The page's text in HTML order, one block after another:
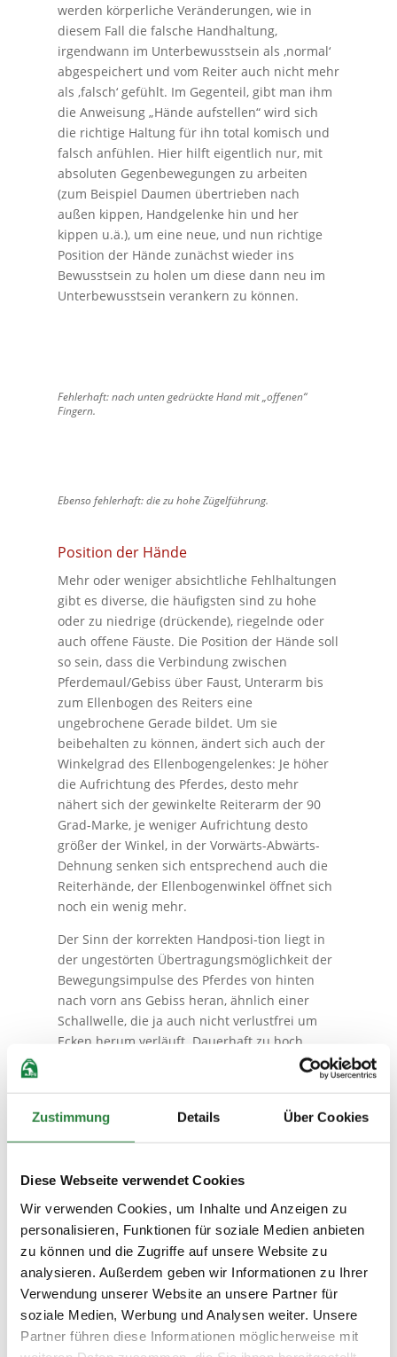
Zustimmung Details Über Cookies
Diese Webseite verwendet Cookies
Wir verwenden Cookies, um Inhalte und Anzeigen zu
personalisieren, Funktionen für soziale Medien anbieten
zu können und die Zugriffe auf unsere Website zu
analysieren. Außerdem geben wir Informationen zu Ihrer
Verwendung unserer Website an unsere Partner für
soziale Medien, Werbung und Analysen weiter. Unsere
Partner führen diese Informationen möglicherweise mit
werden körperliche Veränderungen, wie in
diesem Fall die falsche Handhaltung,
irgendwann im Unterbewusstsein als ,normal‘
abgespeichert und vom Reiter auch nicht mehr
als ,falsch‘ gefühlt. Im Gegenteil, gibt man ihm
die Anweisung „Hände aufstellen“ wird sich
die richtige Haltung für ihn total komisch und
falsch anfühlen. Hier hilft eigentlich nur, mit
absoluten Gegenbewegungen zu arbeiten
(zum Beispiel Daumen übertrieben nach
außen kippen, Handgelenke hin und her
kippen u.ä.), um eine neue, und nun richtige
Position der Hände zunächst wieder ins
Bewusstsein zu holen um diese dann neu im
Unterbewusstsein verankern zu können.
Fehlerhaft: nach unten gedrückte Hand mit „offenen“
Fingern.
Ebenso fehlerhaft: die zu hohe Zügelführung.
Position der Hände
Mehr oder weniger absichtliche Fehlhaltungen
gibt es diverse, die häufigsten sind zu hohe
oder zu niedrige (drückende), riegelnde oder
auch offene Fäuste. Die Position der Hände soll
so sein, dass die Verbindung zwischen
Pferdemaul/Gebiss über Faust, Unterarm bis
zum Ellenbogen des Reiters eine
ungebrochene Gerade bildet. Um sie
beibehalten zu können, ändert sich auch der
Winkelgrad des Ellenbogengelenkes: Je höher
die Aufrichtung des Pferdes, desto mehr
nähert sich der gewinkelte Reiterarm der 90
Grad-Marke, je weniger Aufrichtung desto
größer der Winkel, in der Vorwärts-Abwärts-
Dehnung senken sich entsprechend auch die
Reiterhände, der Ellenbogenwinkel öffnet sich
noch ein wenig mehr.
Der Sinn der korrekten Handposi-tion liegt in
der ungestörten Übertragungsmöglichkeit der
Bewegungsimpulse des Pferdes von hinten
nach vorn ans Gebiss heran, ähnlich einer
Schallwelle, die ja auch nicht verlustfrei um
Ecken herum verläuft. Dauerhaft zu hoch
getragene Hände verhindern deshalb auch das
Schwingen des Pferderückens. Die Folge: Die
künstlich nach oben gezuppelt oder sie
entziehen sich durch Aufrollen. Lediglich
Zügels oder beider Zügel kann in speziellen
Situationen Sinn machen. Nach unten
gedrückte Hände, wie man sie häufig sieht,
stören ebenfalls die ungehinderte
Energieübertragung, außerdem drücken sie
das Gebiss im Maul vermehrt auf die
empfindlichen Laden des Pferdes.
Vorübergehend senken dabei manche Pferde
sogar den Kopf, um dem schmerzhaften Druck